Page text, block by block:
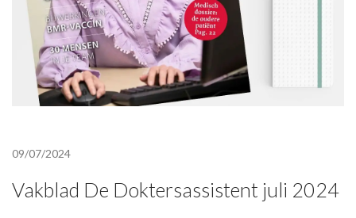
09/07/2024
Vakblad De Doktersassistent juli 2024